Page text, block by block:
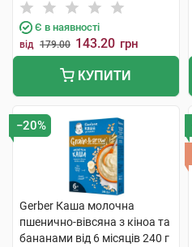
Є в наявності
від 179.00 143.20 грн
КУПИТИ
−20%
Gerber Каша молочна
пшенично-вівсяна з кіноа та
бананами від 6 місяців 240 г